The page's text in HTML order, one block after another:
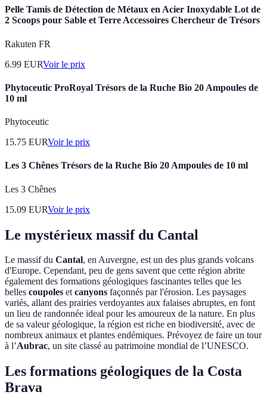
Pelle Tamis de Détection de Métaux en Acier Inoxydable Lot de
2 Scoops pour Sable et Terre Accessoires Chercheur de Trésors
Rakuten FR
6.99 EURVoir le prix
Phytoceutic ProRoyal Trésors de la Ruche Bio 20 Ampoules de
10 ml
Phytoceutic
15.75 EURVoir le prix
Les 3 Chênes Trésors de la Ruche Bio 20 Ampoules de 10 ml
Les 3 Chênes
15.09 EURVoir le prix
Le mystérieux massif du Cantal
Le massif du Cantal, en Auvergne, est un des plus grands volcans
d'Europe. Cependant, peu de gens savent que cette région abrite
également des formations géologiques fascinantes telles que les
belles coupoles etcanyons façonnés par l'érosion. Les paysages
variés, allant des prairies verdoyantes aux falaises abruptes, en font
un lieu de randonnée ideal pour les amoureux de la nature. En plus
de sa valeur géologique, la région est riche en biodiversité, avec de
nombreux animaux et plantes endémiques. Prévoyez de faire un tour
à l’Aubrac, un site classé au patrimoine mondial de l’UNESCO.
Les formations géologiques de la Costa
Brava